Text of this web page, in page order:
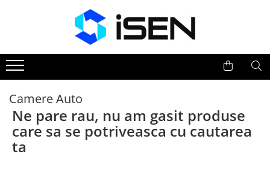
Trotinete electrice
Piese si accesorii
Camere Auto
Ne pare rau, nu am gasit produse
care sa se potriveasca cu cautarea
ta